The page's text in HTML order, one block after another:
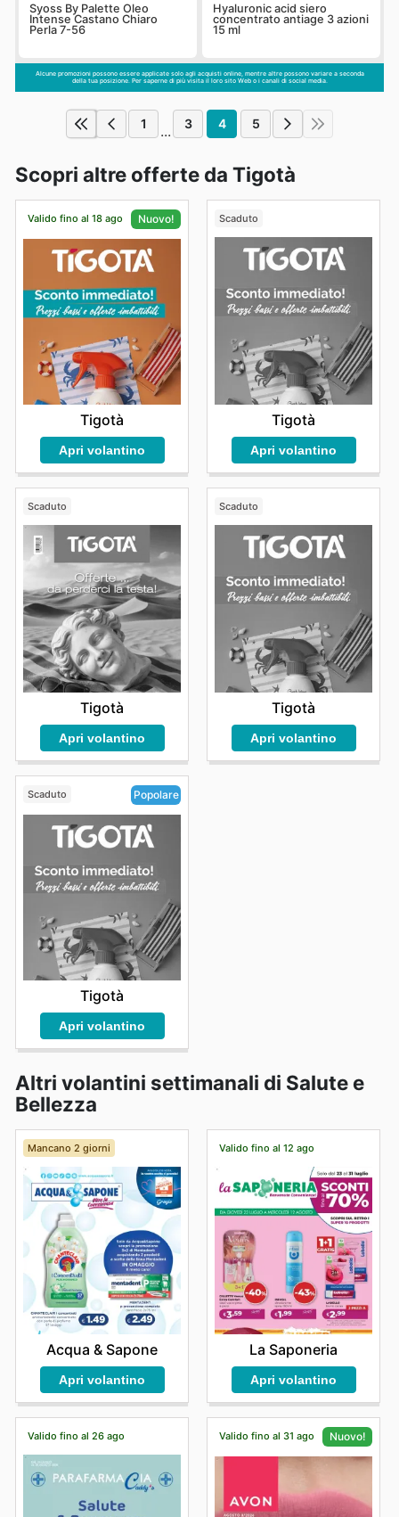
Syoss By Palette Oleo
Intense Castano Chiaro
Perla 7-56
Hyaluronic acid siero
concentrato antiage 3 azioni
15 ml
Alcune promozioni possono essere applicate solo agli acquisti online, mentre altre possono variare a seconda
della tua posizione. Per saperne di più visita il loro sito Web o i canali di social media.
1 ... 3 4 5
Scopri altre offerte da Tigotà
Valido fino al 18 ago Nuovo!
Tigotà
Apri volantino
Scaduto
Tigotà
Apri volantino
Scaduto
Tigotà
Apri volantino
Scaduto
Tigotà
Apri volantino
Scaduto Popolare
Tigotà
Apri volantino
Altri volantini settimanali di Salute e
Bellezza
Mancano 2 giorni
Acqua & Sapone
Apri volantino
Valido fino al 12 ago
La Saponeria
Apri volantino
Valido fino al 26 ago Valido fino al 31 ago Nuovo!